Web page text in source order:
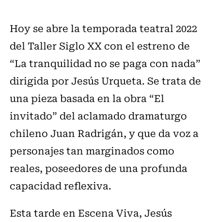
Hoy se abre la temporada teatral 2022
del Taller Siglo XX con el estreno de
“La tranquilidad no se paga con nada”
dirigida por Jesús Urqueta. Se trata de
una pieza basada en la obra “El
invitado” del aclamado dramaturgo
chileno Juan Radrigán, y que da voz a
personajes tan marginados como
reales, poseedores de una profunda
capacidad reflexiva.
Esta tarde en Escena Viva, Jesús